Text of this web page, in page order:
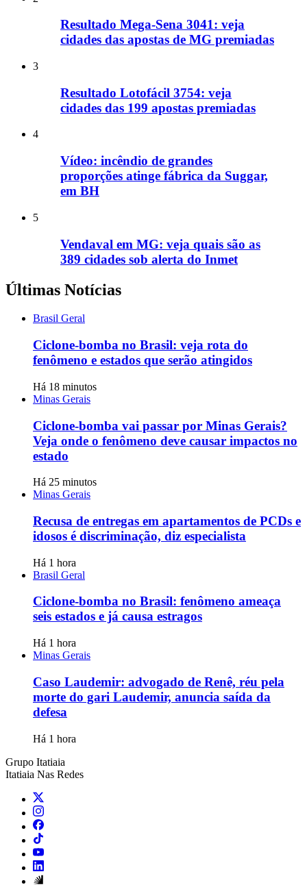
Resultado Mega-Sena 3041: veja
cidades das apostas de MG premiadas
3
Resultado Lotofácil 3754: veja
cidades das 199 apostas premiadas
4
Vídeo: incêndio de grandes
proporções atinge fábrica da Suggar,
em BH
5
Vendaval em MG: veja quais são as
389 cidades sob alerta do Inmet
Últimas Notícias
Brasil Geral
Ciclone-bomba no Brasil: veja rota do
fenômeno e estados que serão atingidos
Há 18 minutos
Minas Gerais
Ciclone-bomba vai passar por Minas Gerais?
Veja onde o fenômeno deve causar impactos no
estado
Há 25 minutos
Minas Gerais
Recusa de entregas em apartamentos de PCDs e
idosos é discriminação, diz especialista
Há 1 hora
Brasil Geral
Ciclone-bomba no Brasil: fenômeno ameaça
seis estados e já causa estragos
Há 1 hora
Minas Gerais
Caso Laudemir: advogado de Renê, réu pela
morte do gari Laudemir, anuncia saída da
defesa
Há 1 hora
Grupo Itatiaia
Itatiaia Nas Redes